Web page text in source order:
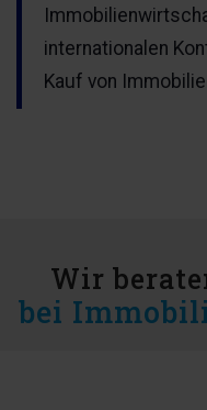
internationalen
Kauf von
Wir
bei